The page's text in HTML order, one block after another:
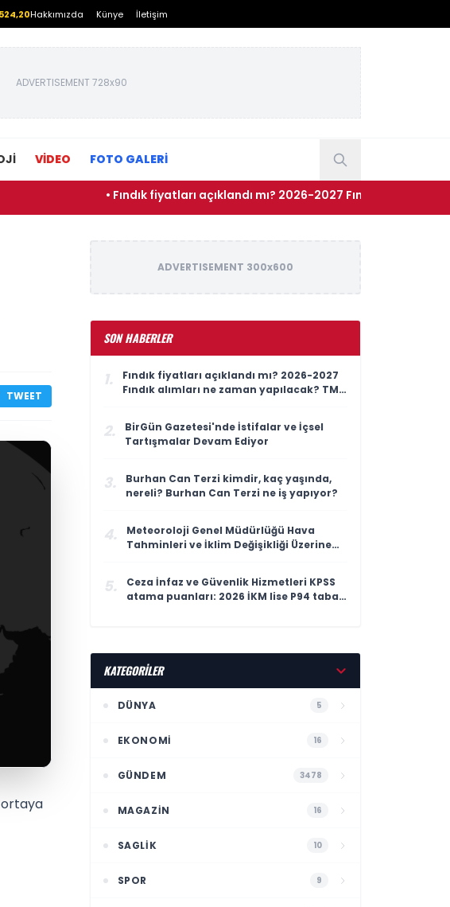
Hakkımızda Künye İletişim
ADVERTISEMENT 728x90
VİDEO FOTO GALERİ
• Fındık fiyatları açıklandı mı? 2026-2027 Fındık alımları ne
TWEET
ortaya
ADVERTISEMENT 300x600
SON HABERLER
1.
Fındık fiyatları açıklandı mı? 2026-2027
Fındık alımları ne zaman yapılacak? TMO
2.
BirGün Gazetesi'nde İstifalar ve İçsel
Tartışmalar Devam Ediyor
3.
Burhan Can Terzi kimdir, kaç yaşında,
nereli? Burhan Can Terzi ne iş yapıyor?
4.
Meteoroloji Genel Müdürlüğü Hava
Tahminleri ve İklim Değişikliği Üzerine
5.
Ceza İnfaz ve Güvenlik Hizmetleri KPSS
atama puanları: 2026 İKM lise P94 taban
KATEGORİLER
DÜNYA 5
EKONOMI 16
GÜNDEM 3478
MAGAZIN 16
SAGLIK 10
SPOR 9